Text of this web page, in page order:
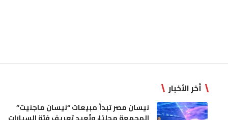
أخر الأخبار
نيسان مصر تبدأ مبيعات “نيسان ماجنيت”